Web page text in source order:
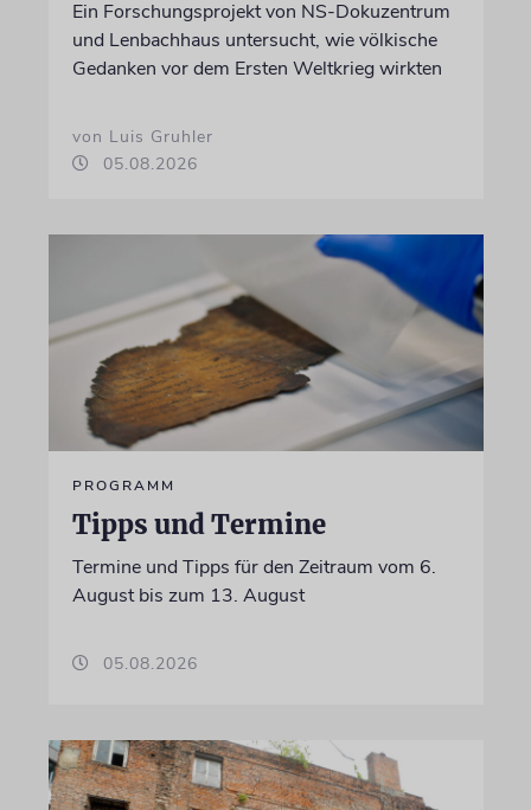
Ein Forschungsprojekt von NS-Dokuzentrum
und Lenbachhaus untersucht, wie völkische
Gedanken vor dem Ersten Weltkrieg wirkten
von Luis Gruhler
05.08.2026
PROGRAMM
Tipps und Termine
Termine und Tipps für den Zeitraum vom 6.
August bis zum 13. August
05.08.2026